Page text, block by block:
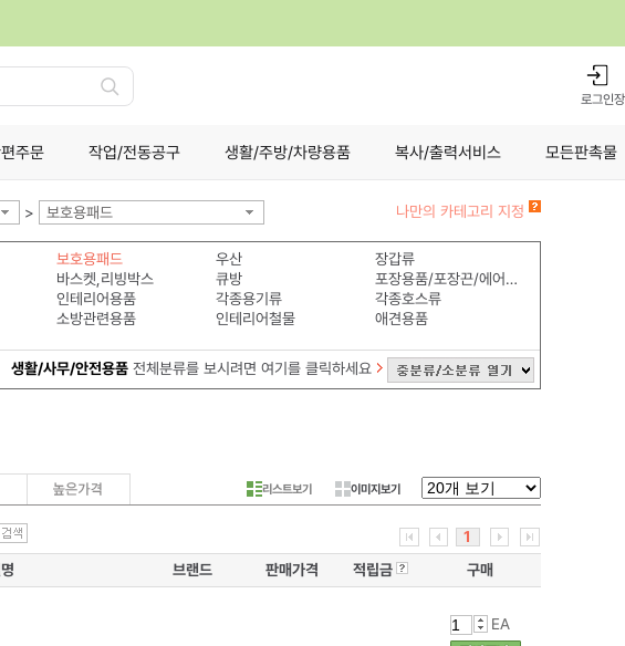
검
로그인
주문 작업/전동공구 생활/주방/차량용품 복사/출력서비스 모든판촉물
> 보호용패드 나만의 카테고리 지정
보호용패드 우산
장갑류
바스켓,리빙박스 큐방
포장용품/포장끈/에어쿠션
인테리어용품 각종용기류
각종호스류
소방관련용품 인테리어철물
애견용품
생활/사무/안전용품전체분류를 보시려면 여기를 클릭하세요
리스트보기 이미지보기
1
브랜드 판매가격 적립금 구매
EA